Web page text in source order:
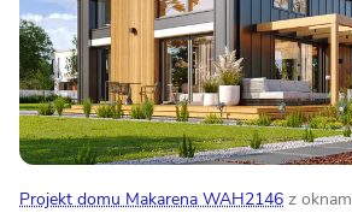
Projekt domu Makarena WAH2146 z